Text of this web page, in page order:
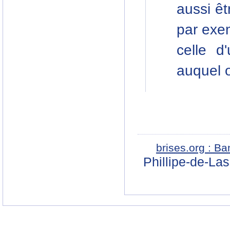
aussi
par
celle
auquel
brises.org :
Phillipe-de-